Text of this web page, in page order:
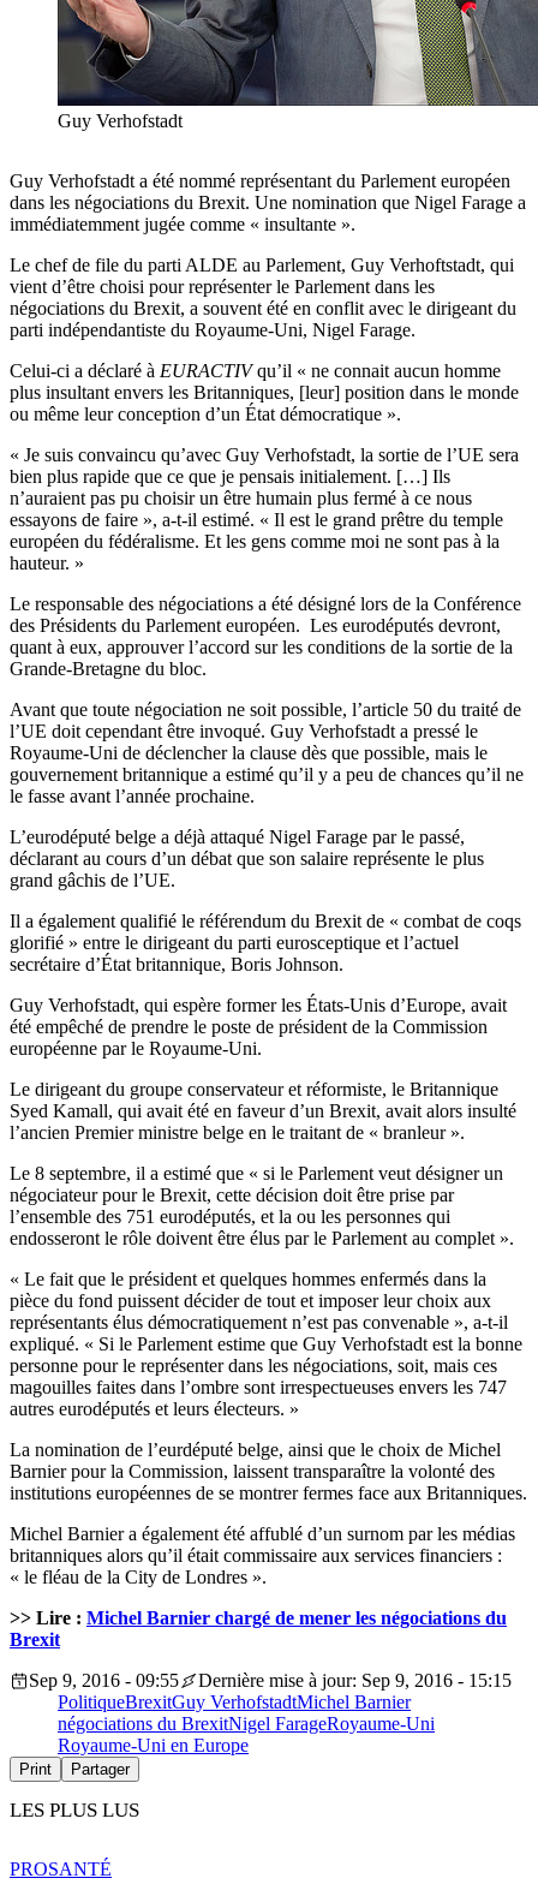
Guy Verhofstadt
Guy Verhofstadt a été nommé représentant du Parlement européen
dans les négociations du Brexit. Une nomination que Nigel Farage a
immédiatemment jugée comme « insultante ».
Le chef de file du parti ALDE au Parlement, Guy Verhoftstadt, qui
vient d’être choisi pour représenter le Parlement dans les
négociations du Brexit, a souvent été en conflit avec le dirigeant du
parti indépendantiste du Royaume-Uni, Nigel Farage.
Celui-ci a déclaré à EURACTIVqu’il « ne connait aucun homme
plus insultant envers les Britanniques, [leur] position dans le monde
ou même leur conception d’un État démocratique ».
« Je suis convaincu qu’avec Guy Verhofstadt, la sortie de l’UE sera
bien plus rapide que ce que je pensais initialement. […] Ils
n’auraient pas pu choisir un être humain plus fermé à ce nous
essayons de faire », a-t-il estimé. « Il est le grand prêtre du temple
européen du fédéralisme. Et les gens comme moi ne sont pas à la
hauteur. »
Le responsable des négociations a été désigné lors de la Conférence
des Présidents du Parlement européen. Les eurodéputés devront,
quant à eux, approuver l’accord sur les conditions de la sortie de la
Grande-Bretagne du bloc.
Avant que toute négociation ne soit possible, l’article 50 du traité de
l’UE doit cependant être invoqué. Guy Verhofstadt a pressé le
Royaume-Uni de déclencher la clause dès que possible, mais le
gouvernement britannique a estimé qu’il y a peu de chances qu’il ne
le fasse avant l’année prochaine.
L’eurodéputé belge a déjà attaqué Nigel Farage par le passé,
déclarant au cours d’un débat que son salaire représente le plus
grand gâchis de l’UE.
Il a également qualifié le référendum du Brexit de « combat de coqs
glorifié » entre le dirigeant du parti eurosceptique et l’actuel
secrétaire d’État britannique, Boris Johnson.
Guy Verhofstadt, qui espère former les États-Unis d’Europe, avait
été empêché de prendre le poste de président de la Commission
européenne par le Royaume-Uni.
Le dirigeant du groupe conservateur et réformiste, le Britannique
Syed Kamall, qui avait été en faveur d’un Brexit, avait alors insulté
l’ancien Premier ministre belge en le traitant de « branleur ».
Le 8 septembre, il a estimé que « si le Parlement veut désigner un
négociateur pour le Brexit, cette décision doit être prise par
l’ensemble des 751 eurodéputés, et la ou les personnes qui
endosseront le rôle doivent être élus par le Parlement au complet ».
« Le fait que le président et quelques hommes enfermés dans la
pièce du fond puissent décider de tout et imposer leur choix aux
représentants élus démocratiquement n’est pas convenable », a-t-il
expliqué. « Si le Parlement estime que Guy Verhofstadt est la bonne
personne pour le représenter dans les négociations, soit, mais ces
magouilles faites dans l’ombre sont irrespectueuses envers les 747
autres eurodéputés et leurs électeurs. »
La nomination de l’eurdéputé belge, ainsi que le choix de Michel
Barnier pour la Commission, laissent transparaître la volonté des
institutions européennes de se montrer fermes face aux Britanniques.
Michel Barnier a également été affublé d’un surnom par les médias
britanniques alors qu’il était commissaire aux services financiers :
« le fléau de la City de Londres ».
>> Lire : Michel Barnier chargé de mener les négociations du
Brexit
Sep 9, 2016 - 09:55
Dernière mise à jour: Sep 9, 2016 - 15:15
PolitiqueBrexitGuy VerhofstadtMichel Barnier
négociations du BrexitNigel FarageRoyaume-Uni
Royaume-Uni en Europe
Print Partager
LES PLUS LUS
PROSANTÉ